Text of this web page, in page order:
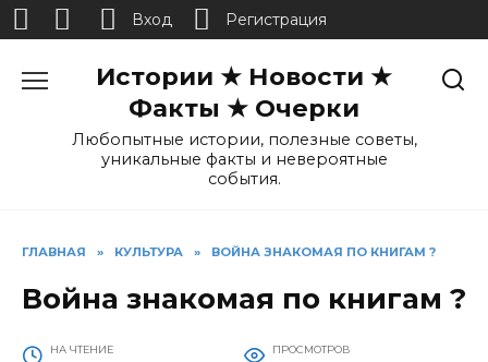
Истории ★ Новости ★
Факты ★ Очерки
Любопытные истории, полезные советы,
уникальные факты и невероятные
события.
ГЛАВНАЯ » КУЛЬТУРА » ВОЙНА ЗНАКОМАЯ ПО КНИГАМ ?
Война знакомая по книгам ?
НА ЧТЕНИЕ ПРОСМОТРОВ
Вход Регистрация